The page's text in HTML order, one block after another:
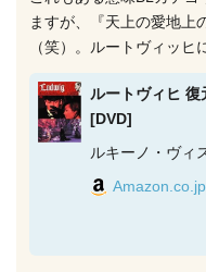
ますが、『天上の愛地上
（笑）。ルートヴィッヒ
ルートヴィヒ
[DVD]
ルキーノ・ヴィ
Amazon.co.jp